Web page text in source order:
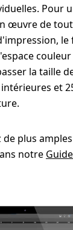
Pour
œuvre de
le
couleur
la taille
et
plus amples
notre